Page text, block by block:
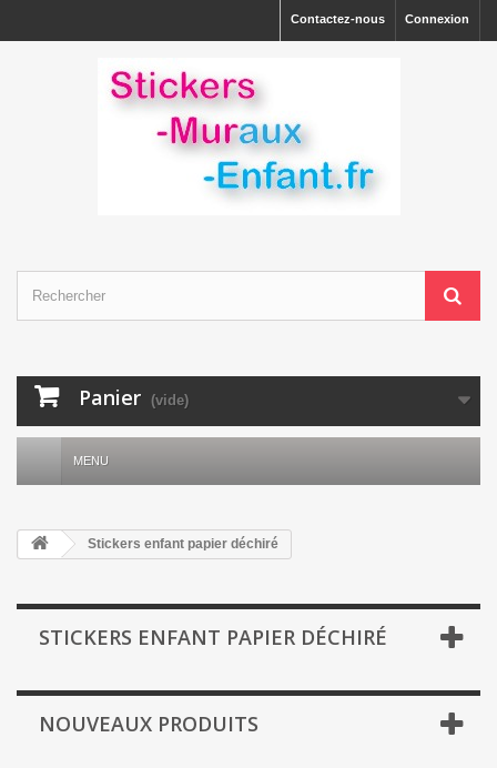
Connexion
Contactez-nous
Panier (vide)
MENU
Stickers enfant papier déchiré
STICKERS ENFANT PAPIER DÉCHIRÉ
NOUVEAUX PRODUITS